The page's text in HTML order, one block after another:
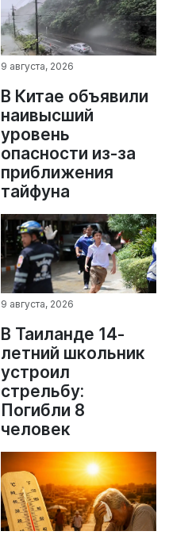
9 августа, 2026
В Китае объявили
наивысший
уровень
опасности из-за
приближения
тайфуна
9 августа, 2026
В Таиланде 14-
летний школьник
устроил
стрельбу:
Погибли 8
человек